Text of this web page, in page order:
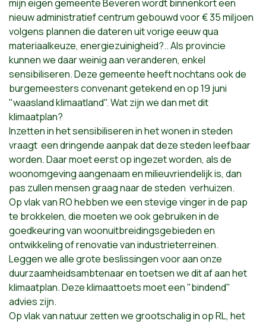
mijn eigen gemeente Beveren wordt binnenkort een
nieuw administratief centrum gebouwd voor € 35 miljoen
volgens plannen die dateren uit vorige eeuw qua
materiaalkeuze, energiezuinigheid?.. Als provincie
kunnen we daar weinig aan veranderen, enkel
sensibiliseren. Deze gemeente heeft nochtans ook de
burgemeesters convenant getekend en op 19 juni
"waasland klimaatland". Wat zijn we dan met dit
klimaatplan?
Inzetten in het sensibiliseren in het wonen in steden
vraagt een dringende aanpak dat deze steden leefbaar
worden. Daar moet eerst op ingezet worden, als de
woonomgeving aangenaam en milieuvriendelijk is, dan
pas zullen mensen graag naar de steden verhuizen.
Op vlak van RO hebben we een stevige vinger in de pap
te brokkelen, die moeten we ook gebruiken in de
goedkeuring van woonuitbreidingsgebieden en
ontwikkeling of renovatie van industrieterreinen.
Leggen we alle grote beslissingen voor aan onze
duurzaamheidsambtenaar en toetsen we dit af aan het
klimaatplan. Deze klimaattoets moet een "bindend"
advies zijn.
Op vlak van natuur zetten we grootschalig in op RL, het